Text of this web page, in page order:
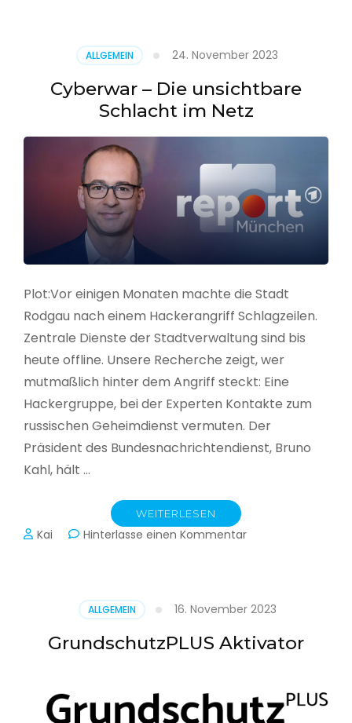
ALLGEMEIN 24. November 2023
Cyberwar – Die unsichtbare
Schlacht im Netz
Plot:Vor einigen Monaten machte die Stadt
Rodgau nach einem Hackerangriff Schlagzeilen.
Zentrale Dienste der Stadtverwaltung sind bis
heute offline. Unsere Recherche zeigt, wer
mutmaßlich hinter dem Angriff steckt: Eine
Hackergruppe, bei der Experten Kontakte zum
russischen Geheimdienst vermuten. Der
Präsident des Bundesnachrichtendienst, Bruno
Kahl, hält …
WEITERLESEN
Kai Hinterlasse einen Kommentarzu
Schlacht
im
Netz
ALLGEMEIN 16. November 2023
GrundschutzPLUS Aktivator